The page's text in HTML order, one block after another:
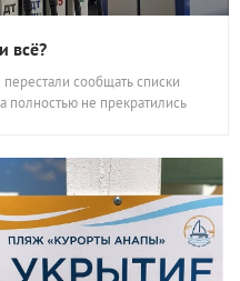
всё?
сообщать списки
полностью не прекратились